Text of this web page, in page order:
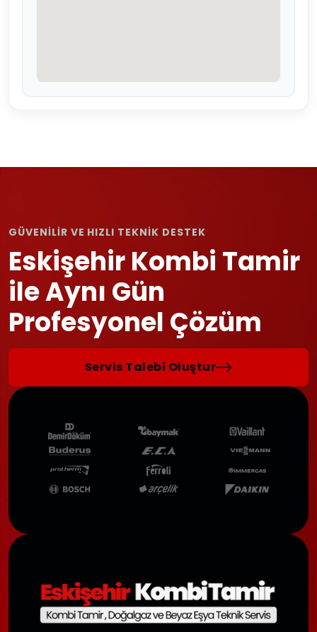
GÜVENİLİR VE HIZLI TEKNİK DESTEK
Eskişehir Kombi Tamir
ile Aynı Gün
Profesyonel Çözüm
Servis Talebi Oluştur